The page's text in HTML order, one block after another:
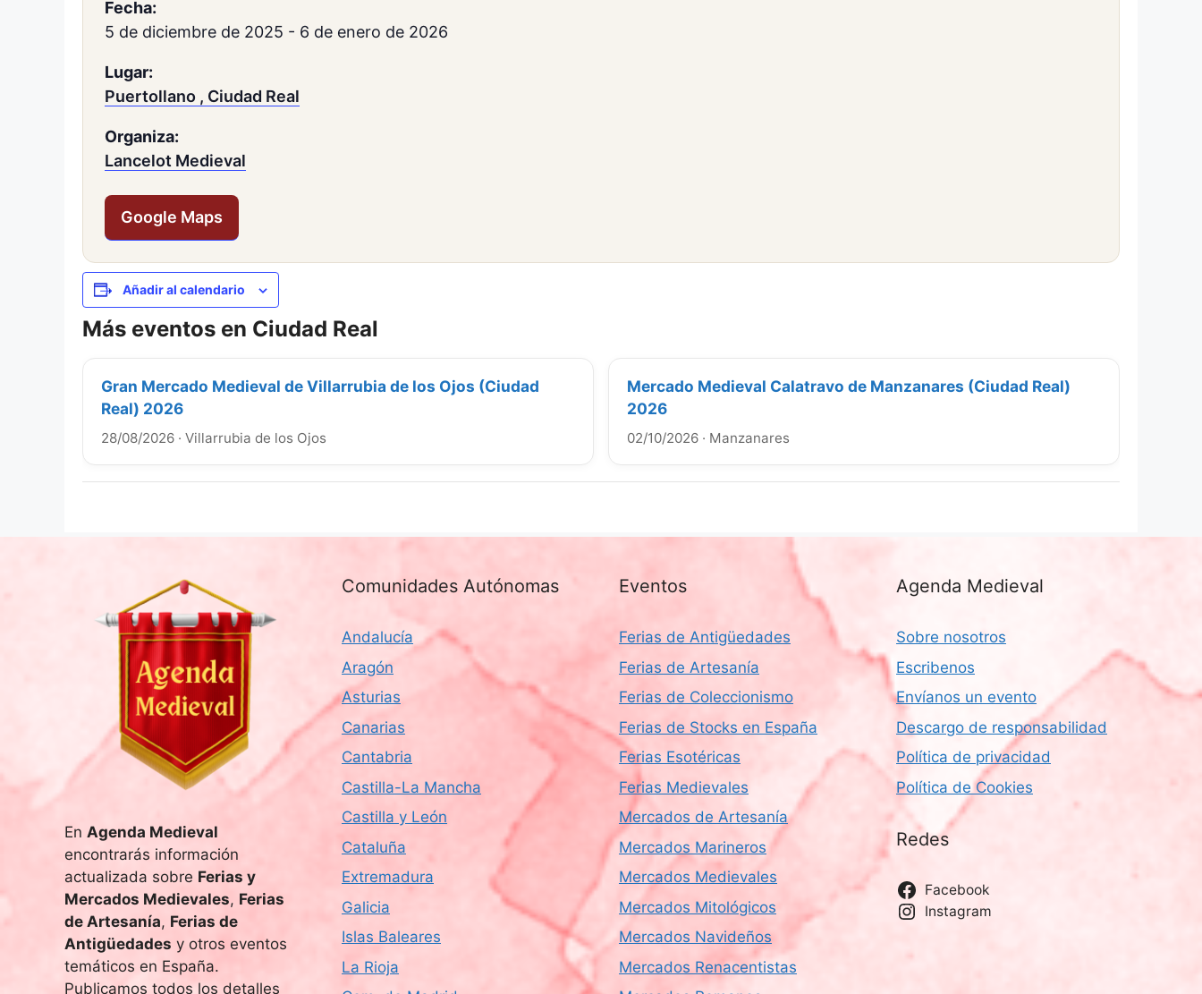
Fecha:
5 de diciembre de 2025 - 6 de enero de 2026
Lugar:
Puertollano , Ciudad Real
Organiza:
Lancelot Medieval
Google Maps
Añadir al calendario
Más eventos en Ciudad Real
Gran Mercado Medieval de Villarrubia de los Ojos (Ciudad
Real) 2026
28/08/2026 · Villarrubia de los Ojos
Mercado Medieval Calatravo de Manzanares (Ciudad Real)
2026
02/10/2026 · Manzanares
En Agenda Medieval
encontrarás información
actualizada sobre Ferias y
Mercados Medievales, Ferias
de Artesanía, Ferias de
Antigüedades y otros eventos
temáticos en España.
Publicamos todos los detalles
Comunidades Autónomas
Andalucía
Aragón
Asturias
Canarias
Cantabria
Castilla-La Mancha
Castilla y León
Cataluña
Extremadura
Galicia
Islas Baleares
La Rioja
Eventos
Ferias de Antigüedades
Ferias de Artesanía
Ferias de Coleccionismo
Ferias de Stocks en España
Ferias Esotéricas
Ferias Medievales
Mercados de Artesanía
Mercados Marineros
Mercados Medievales
Mercados Mitológicos
Mercados Navideños
Mercados Renacentistas
Agenda Medieval
Sobre nosotros
Escribenos
Envíanos un evento
Descargo de responsabilidad
Política de privacidad
Política de Cookies
Redes
Facebook
Instagram